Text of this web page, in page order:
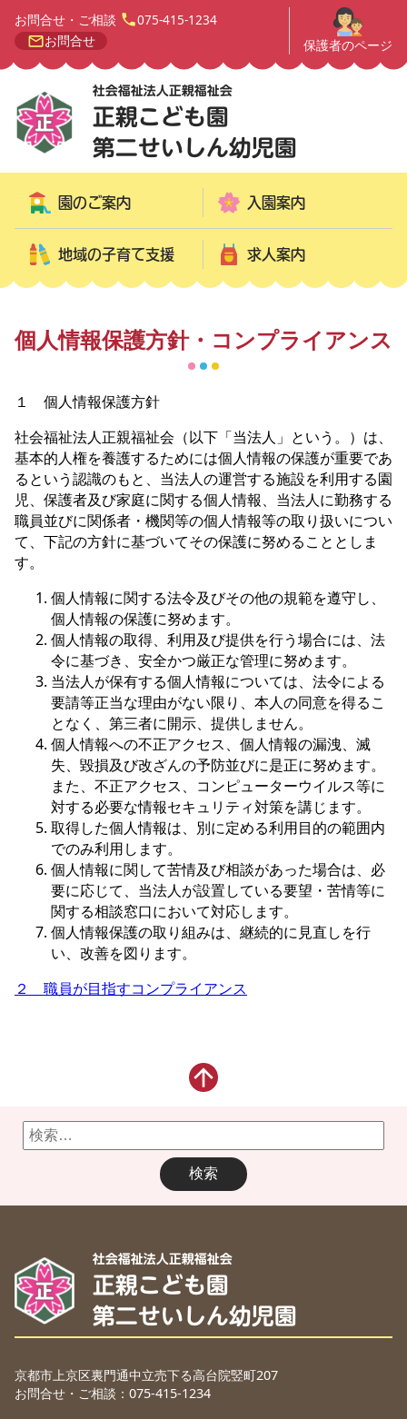
お問合せ・ご相談
075-415-1234
お問合せ
保護者のページ
園のご案内 入園案内
地域の子育て支援 求人案内
個人情報保護方針・コンプライアンス
１ 個人情報保護方針
社会福祉法人正親福祉会（以下「当法人」という。）は、
基本的人権を養護するためには個人情報の保護が重要であ
るという認識のもと、当法人の運営する施設を利用する園
児、保護者及び家庭に関する個人情報、当法人に勤務する
職員並びに関係者・機関等の個人情報等の取り扱いについ
て、下記の方針に基づいてその保護に努めることとしま
す。
個人情報に関する法令及びその他の規範を遵守し、
個人情報の保護に努めます。
個人情報の取得、利用及び提供を行う場合には、法
令に基づき、安全かつ厳正な管理に努めます。
当法人が保有する個人情報については、法令による
要請等正当な理由がない限り、本人の同意を得るこ
となく、第三者に開示、提供しません。
個人情報への不正アクセス、個人情報の漏洩、滅
失、毀損及び改ざんの予防並びに是正に努めます。
また、不正アクセス、コンピューターウイルス等に
対する必要な情報セキュリティ対策を講じます。
取得した個人情報は、別に定める利用目的の範囲内
でのみ利用します。
個人情報に関して苦情及び相談があった場合は、必
要に応じて、当法人が設置している要望・苦情等に
関する相談窓口において対応します。
個人情報保護の取り組みは、継続的に見直しを行
い、改善を図ります。
２ 職員が目指すコンプライアンス
検
索:
京都市上京区裏門通中立売下る高台院竪町207
お問合せ・ご相談：075-415-1234